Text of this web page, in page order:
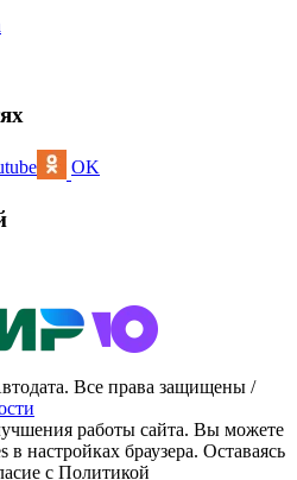
OK
Все права защищены /
работы сайта. Вы можете
в настройках браузера. Оставаясь
с Политикой